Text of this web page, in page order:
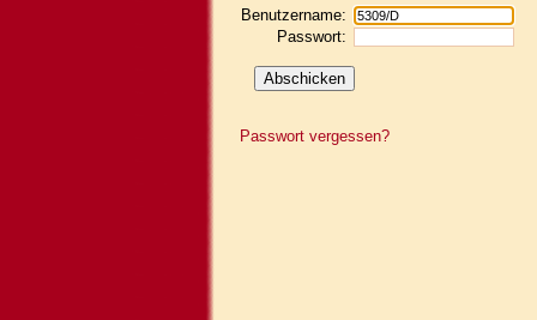
Benutzername:
Passwort:
Passwort vergessen?